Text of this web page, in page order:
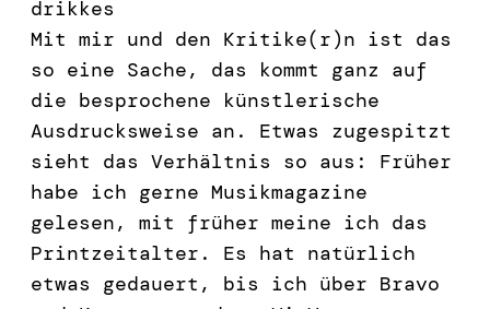
drikkes
Mit mir und den Kritike(r)n ist das
so eine Sache, das kommt ganz auf
die besprochene künstlerische
Ausdrucksweise an. Etwas zugespitzt
sieht das Verhältnis so aus: Früher
habe ich gerne Musikmagazine
gelesen, mit früher meine ich das
Printzeitalter. Es hat natürlich
etwas gedauert, bis ich über Bravo